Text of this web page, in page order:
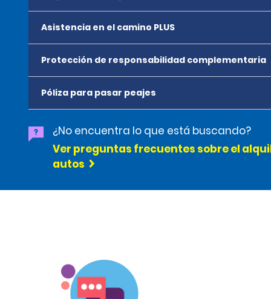
Asistencia en el camino PLUS
Protección de responsabilidad complementaria
Póliza para pasar peajes
¿No encuentra lo que está buscando?
Ver preguntas frecuentes sobre el
autos